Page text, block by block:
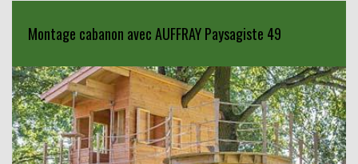
Montage cabanon avec AUFFRAY Paysagiste 49